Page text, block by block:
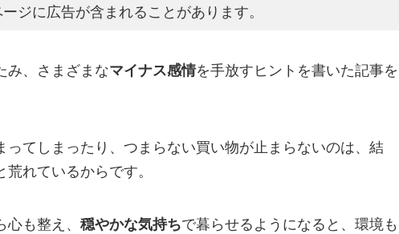
ージに広告が含まれることがあります。
み、さまざまなマイナス感情を手放すヒントを書いた記事を
ってしまったり、つまらない買い物が止まらないのは、結
れているからです。
も整え、 穏やかな気持ちで暮らせるようになると、環境も